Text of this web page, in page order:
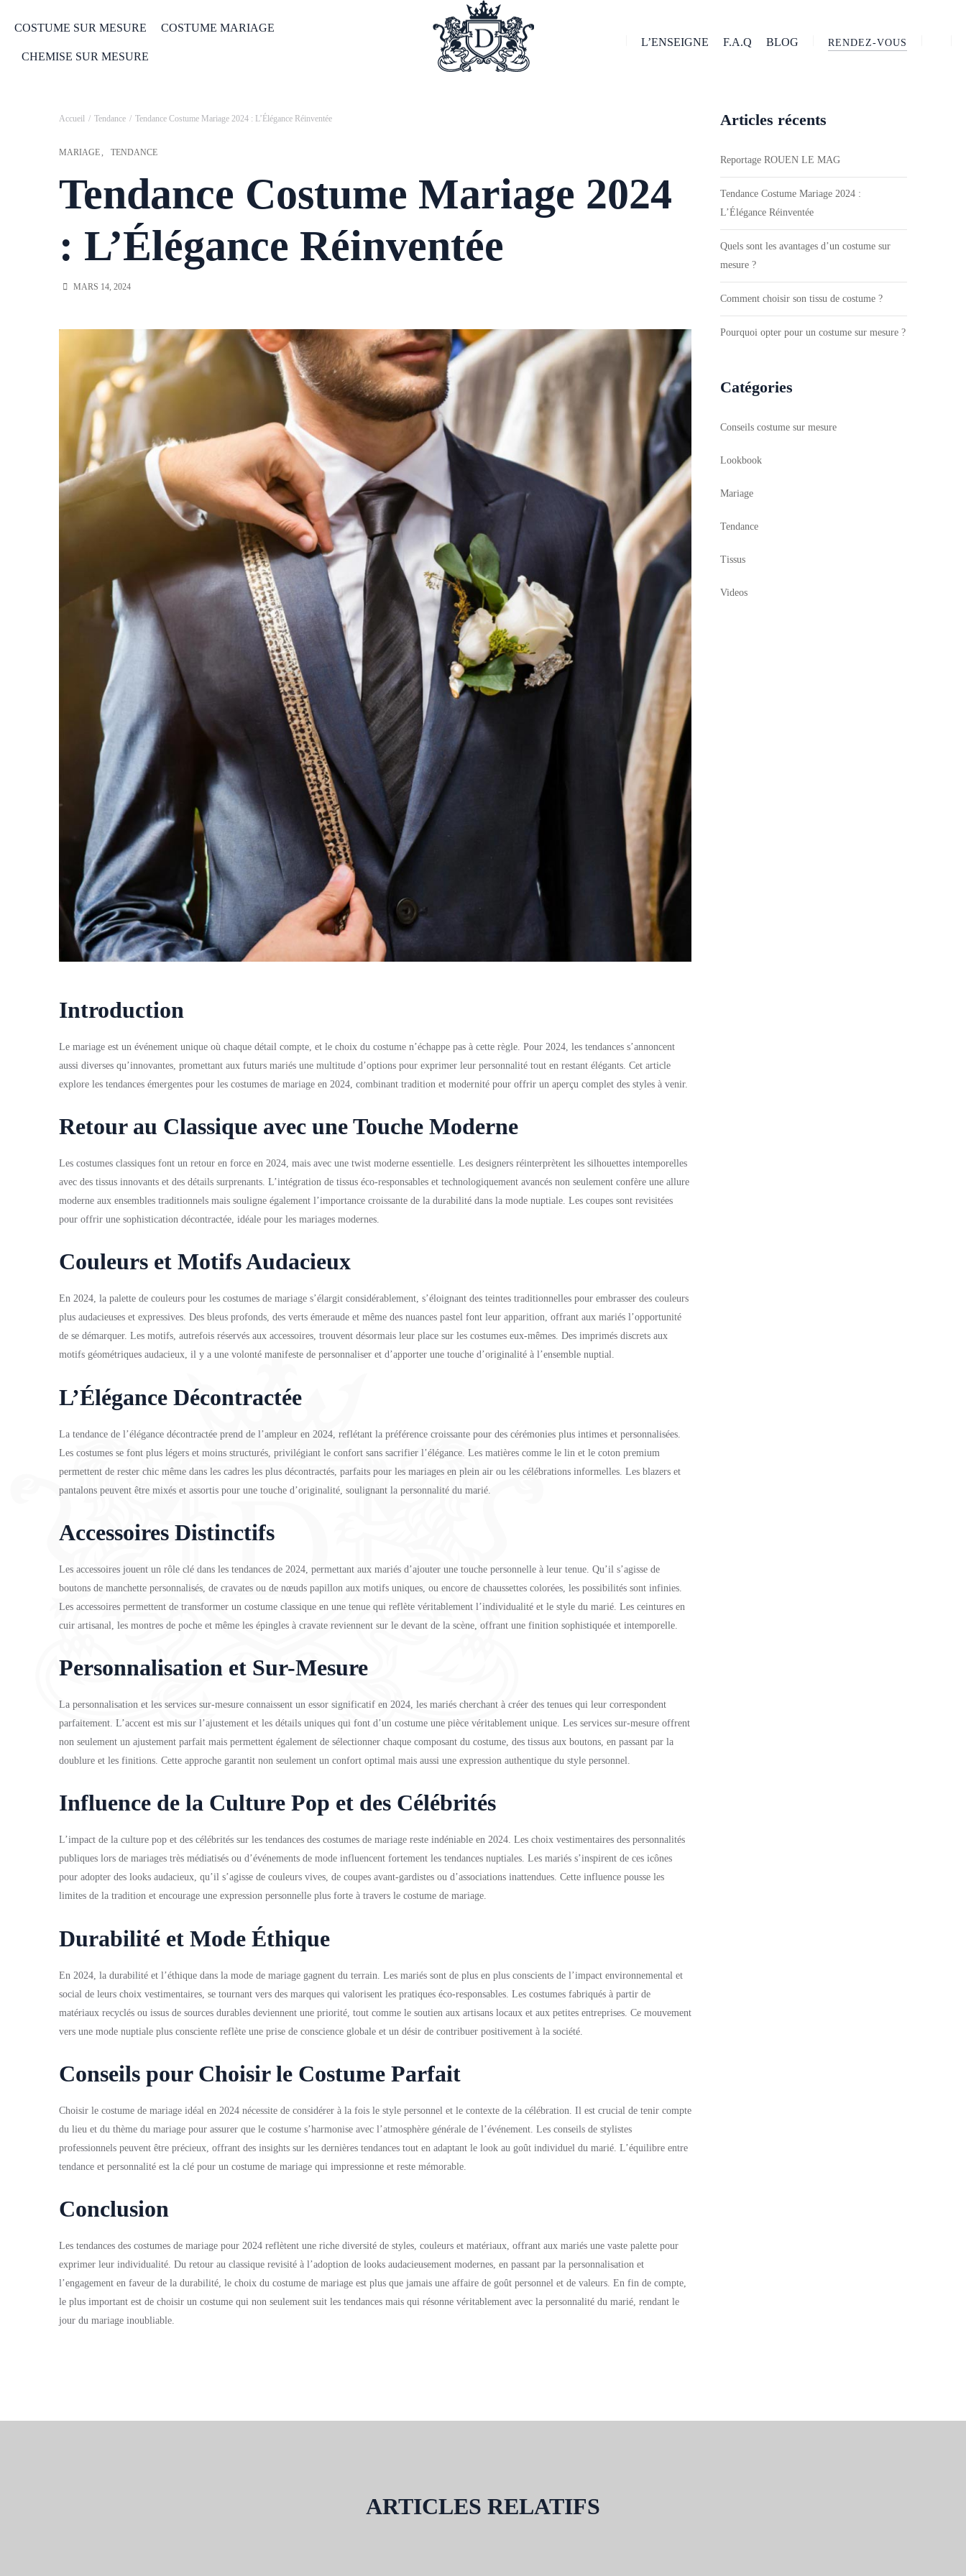
COSTUME SUR MESURE COSTUME MARIAGE
CHEMISE SUR MESURE
L’ENSEIGNE F.A.Q BLOG RENDEZ-VOUS
Accueil Tendance Tendance Costume Mariage 2024 : L’Élégance Réinventée
MARIAGE TENDANCE
Tendance Costume Mariage 2024
: L’Élégance Réinventée
MARS 14, 2024
Introduction
Le mariage est un événement unique où chaque détail compte, et le choix du costume n’échappe pas à cette règle. Pour 2024, les tendances s’annoncent
aussi diverses qu’innovantes, promettant aux futurs mariés une multitude d’options pour exprimer leur personnalité tout en restant élégants. Cet article
explore les tendances émergentes pour les costumes de mariage en 2024, combinant tradition et modernité pour offrir un aperçu complet des styles à venir.
Retour au Classique avec une Touche Moderne
Les costumes classiques font un retour en force en 2024, mais avec une twist moderne essentielle. Les designers réinterprètent les silhouettes intemporelles
avec des tissus innovants et des détails surprenants. L’intégration de tissus éco-responsables et technologiquement avancés non seulement confère une allure
moderne aux ensembles traditionnels mais souligne également l’importance croissante de la durabilité dans la mode nuptiale. Les coupes sont revisitées
pour offrir une sophistication décontractée, idéale pour les mariages modernes.
Couleurs et Motifs Audacieux
En 2024, la palette de couleurs pour les costumes de mariage s’élargit considérablement, s’éloignant des teintes traditionnelles pour embrasser des couleurs
plus audacieuses et expressives. Des bleus profonds, des verts émeraude et même des nuances pastel font leur apparition, offrant aux mariés l’opportunité
de se démarquer. Les motifs, autrefois réservés aux accessoires, trouvent désormais leur place sur les costumes eux-mêmes. Des imprimés discrets aux
motifs géométriques audacieux, il y a une volonté manifeste de personnaliser et d’apporter une touche d’originalité à l’ensemble nuptial.
L’Élégance Décontractée
La tendance de l’élégance décontractée prend de l’ampleur en 2024, reflétant la préférence croissante pour des cérémonies plus intimes et personnalisées.
Les costumes se font plus légers et moins structurés, privilégiant le confort sans sacrifier l’élégance. Les matières comme le lin et le coton premium
permettent de rester chic même dans les cadres les plus décontractés, parfaits pour les mariages en plein air ou les célébrations informelles. Les blazers et
pantalons peuvent être mixés et assortis pour une touche d’originalité, soulignant la personnalité du marié.
Accessoires Distinctifs
Les accessoires jouent un rôle clé dans les tendances de 2024, permettant aux mariés d’ajouter une touche personnelle à leur tenue. Qu’il s’agisse de
boutons de manchette personnalisés, de cravates ou de nœuds papillon aux motifs uniques, ou encore de chaussettes colorées, les possibilités sont infinies.
Les accessoires permettent de transformer un costume classique en une tenue qui reflète véritablement l’individualité et le style du marié. Les ceintures en
cuir artisanal, les montres de poche et même les épingles à cravate reviennent sur le devant de la scène, offrant une finition sophistiquée et intemporelle.
Personnalisation et Sur-Mesure
La personnalisation et les services sur-mesure connaissent un essor significatif en 2024, les mariés cherchant à créer des tenues qui leur correspondent
parfaitement. L’accent est mis sur l’ajustement et les détails uniques qui font d’un costume une pièce véritablement unique. Les services sur-mesure offrent
non seulement un ajustement parfait mais permettent également de sélectionner chaque composant du costume, des tissus aux boutons, en passant par la
doublure et les finitions. Cette approche garantit non seulement un confort optimal mais aussi une expression authentique du style personnel.
Influence de la Culture Pop et des Célébrités
L’impact de la culture pop et des célébrités sur les tendances des costumes de mariage reste indéniable en 2024. Les choix vestimentaires des personnalités
publiques lors de mariages très médiatisés ou d’événements de mode influencent fortement les tendances nuptiales. Les mariés s’inspirent de ces icônes
pour adopter des looks audacieux, qu’il s’agisse de couleurs vives, de coupes avant-gardistes ou d’associations inattendues. Cette influence pousse les
limites de la tradition et encourage une expression personnelle plus forte à travers le costume de mariage.
Durabilité et Mode Éthique
En 2024, la durabilité et l’éthique dans la mode de mariage gagnent du terrain. Les mariés sont de plus en plus conscients de l’impact environnemental et
social de leurs choix vestimentaires, se tournant vers des marques qui valorisent les pratiques éco-responsables. Les costumes fabriqués à partir de
matériaux recyclés ou issus de sources durables deviennent une priorité, tout comme le soutien aux artisans locaux et aux petites entreprises. Ce mouvement
vers une mode nuptiale plus consciente reflète une prise de conscience globale et un désir de contribuer positivement à la société.
Conseils pour Choisir le Costume Parfait
Choisir le costume de mariage idéal en 2024 nécessite de considérer à la fois le style personnel et le contexte de la célébration. Il est crucial de tenir compte
du lieu et du thème du mariage pour assurer que le costume s’harmonise avec l’atmosphère générale de l’événement. Les conseils de stylistes
professionnels peuvent être précieux, offrant des insights sur les dernières tendances tout en adaptant le look au goût individuel du marié. L’équilibre entre
tendance et personnalité est la clé pour un costume de mariage qui impressionne et reste mémorable.
Conclusion
Les tendances des costumes de mariage pour 2024 reflètent une riche diversité de styles, couleurs et matériaux, offrant aux mariés une vaste palette pour
exprimer leur individualité. Du retour au classique revisité à l’adoption de looks audacieusement modernes, en passant par la personnalisation et
l’engagement en faveur de la durabilité, le choix du costume de mariage est plus que jamais une affaire de goût personnel et de valeurs. En fin de compte,
le plus important est de choisir un costume qui non seulement suit les tendances mais qui résonne véritablement avec la personnalité du marié, rendant le
jour du mariage inoubliable.
Articles récents
Reportage ROUEN LE MAG
Tendance Costume Mariage 2024 :
L’Élégance Réinventée
Quels sont les avantages d’un costume sur
mesure ?
Comment choisir son tissu de costume ?
Pourquoi opter pour un costume sur mesure ?
Catégories
Conseils costume sur mesure
Lookbook
Mariage
Tendance
Tissus
Videos
ARTICLES RELATIFS